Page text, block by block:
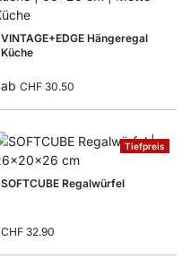
VINTAGE+EDGE Hängeregal
Küche
ab CHF 30.50
Tiefpreis
SOFTCUBE Regalwürfel
CHF 32.90